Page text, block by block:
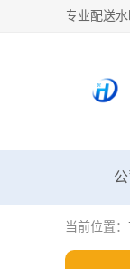
当前位置：